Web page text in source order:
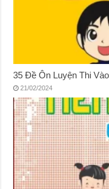
35 Đề Ôn Luyện Thi
21/02/2024